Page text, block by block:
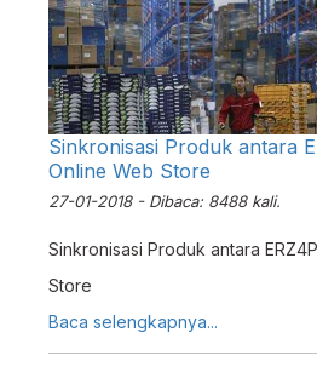
Sinkronisasi Produk antara
Online Web Store
27-01-2018 - Dibaca: 8488 kali.
Sinkronisasi Produk antara
Store
Baca selengkapnya...